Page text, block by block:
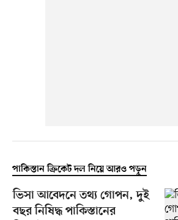
পাকিস্তান ক্রিকেট দল নিয়ে আরও পড়ুন
ভিসা আবেদনে তথ্য গোপন, দুই
বছর নিষিদ্ধ পাকিস্তানের